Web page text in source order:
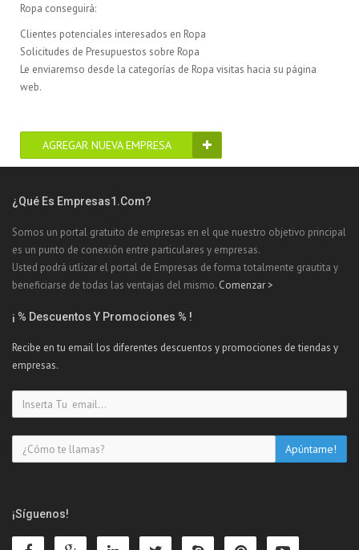
Ropa conseguirá:
Clientes potenciales interesados en Ropa
Solicitudes de Presupuestos sobre Ropa
Le enviaremso desde la categorías de Ropa visitas hacia su página
web.
AGREGAR NUEVA EMPRESA
¿Qué Es Empresas1.com?
Somos un portal gratuito de empresas en el que nuestro objetivo principal
es un punto de conexión entre particulares y empresas.
Usted podrá utlizar el portal de Empresas de forma totalmente grautita y
beneficiarse de todas las ventajas del mismo. Comenzar >
¡ % Descuentos Y Promociones % !
Recibe en tu email los diferentes descuentos y promociones de tiendas y
empresas.
¡Síguenos!